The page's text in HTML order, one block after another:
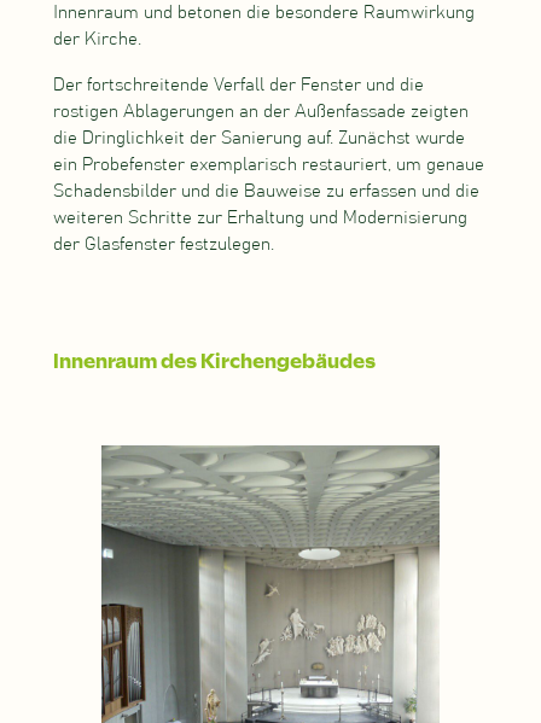
Innenraum und betonen die besondere Raumwirkung
der Kirche.
Der fortschreitende Verfall der Fenster und die
rostigen Ablagerungen an der Außenfassade zeigten
die Dringlichkeit der Sanierung auf. Zunächst wurde
ein Probefenster exemplarisch restauriert, um genaue
Schadensbilder und die Bauweise zu erfassen und die
weiteren Schritte zur Erhaltung und Modernisierung
der Glasfenster festzulegen.
Innenraum des Kirchengebäudes